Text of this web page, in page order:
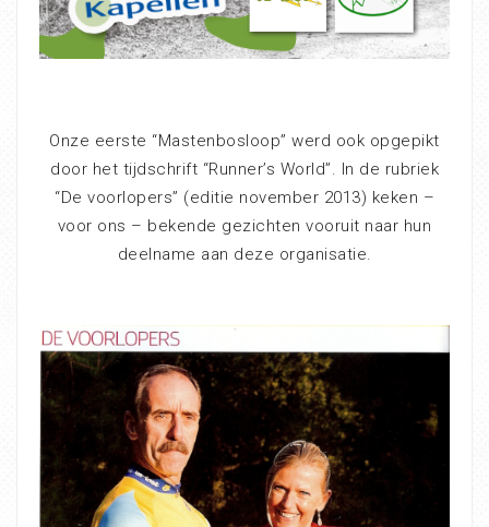
Onze eerste “Mastenbosloop” werd ook opgepikt
door het tijdschrift “Runner’s World”. In de rubriek
“De voorlopers” (editie november 2013) keken –
voor ons – bekende gezichten vooruit naar hun
deelname aan deze organisatie.